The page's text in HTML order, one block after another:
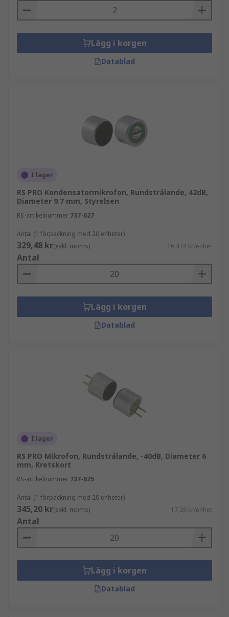
Lägg i korgen
Datablad
I lager
RS PRO Kondensatormikrofon, Rundstrålande, 42dB,
Diameter 9.7 mm, Styrelsen
RS-artikelnummer 737-627
Antal (1 förpackning med 20 enheter)
329,48 kr(exkl. moms) 16,474 kr/enhet
Antal
Lägg i korgen
Datablad
I lager
RS PRO Mikrofon, Rundstrålande, -40dB, Diameter 6
mm, Kretskort
RS-artikelnummer 737-625
Antal (1 förpackning med 20 enheter)
345,20 kr(exkl. moms) 17,26 kr/enhet
Antal
Lägg i korgen
Datablad